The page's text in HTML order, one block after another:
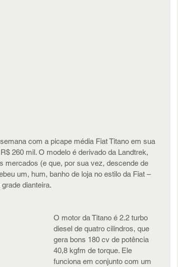
com a picape média Fiat Titano em sua
260 mil. O modelo é derivado da Landtrek,
mercados (e que, por sua vez, descende de
um, hum, banho de loja no estilo da Fiat –
dianteira.
O motor da Titano é 2.2 turbo
diesel de quatro cilindros, que
gera bons 180 cv de potência
40,8 kgfm de torque. Ele
funciona em conjunto com um